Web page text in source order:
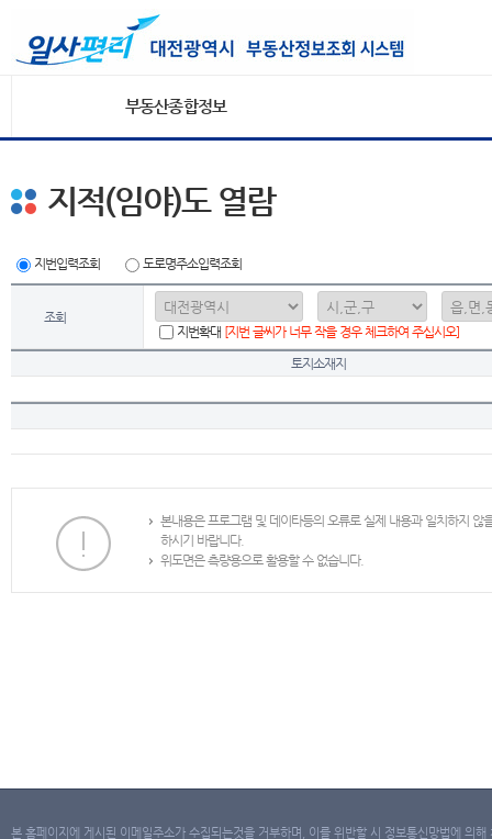
부동산종합정보
지적(임야)도 열람
지번입력조회 도로명주소입력조회
조회
지번확대 [지번 글씨가 너무 작을 경우 체크하여 주십시오]
토지소재지
본내용은 프로그램 및 데이타등의 오류로 실제 내용과 일치하지
하시기 바랍니다.
위도면은 측량용으로 활용할 수 없습니다.
본 홈페이지에 게시된 이메일주소가 수집되는것을 거부하며, 이를 위반할 시 정보통신망법에 의